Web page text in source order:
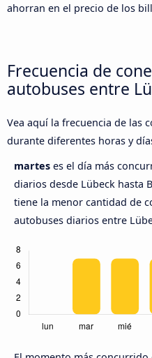
ahorran en el precio de los
Frecuencia de
autobuses entre
Vea aquí la frecuencia de las
durante diferentes horas y
martes es el día más
diarios desde Lübeck hasta
tiene la menor cantidad de
autobuses diarios entre